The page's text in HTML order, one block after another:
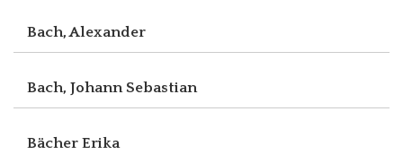
Bach, Alexander
Bach, Johann Sebastian
Bächer Erika